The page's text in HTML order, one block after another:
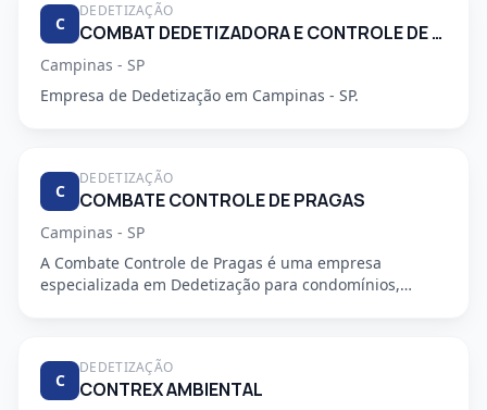
C
DEDETIZAÇÃO
COMBAT DEDETIZADORA E CONTROLE DE PRAGAS URBANAS
Campinas - SP
Empresa de Dedetização em Campinas - SP.
C
DEDETIZAÇÃO
COMBATE CONTROLE DE PRAGAS
Campinas - SP
A Combate Controle de Pragas é uma empresa
especializada em Dedetização para condomínios,
C
DEDETIZAÇÃO
CONTREX AMBIENTAL